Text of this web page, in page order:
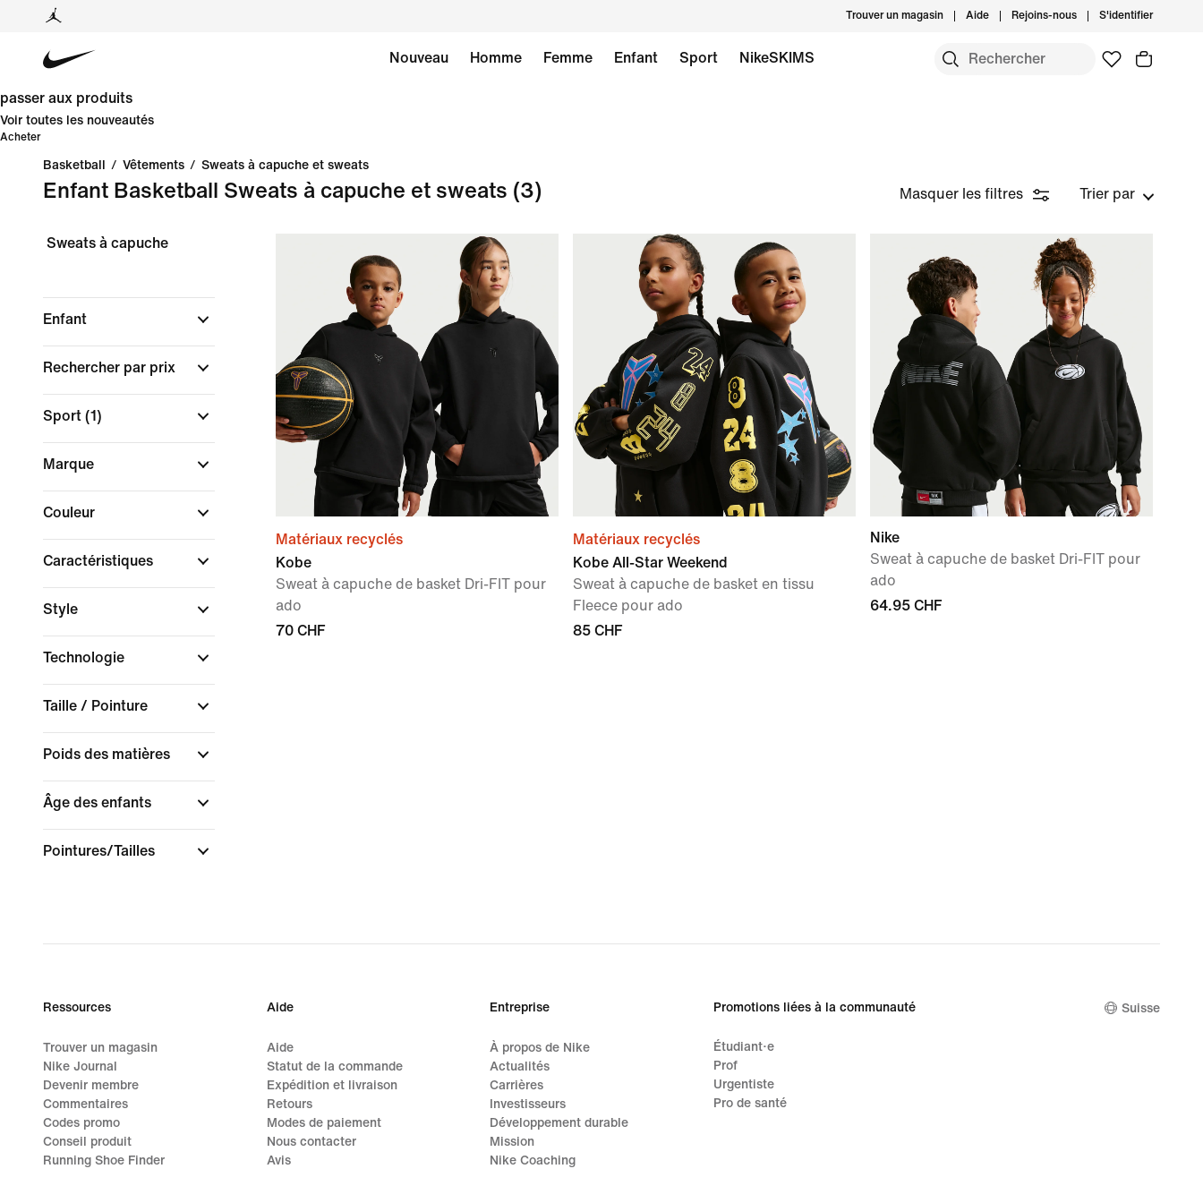
Trouver un magasin Aide Rejoins-nous S'identifier
Nouveau Homme Femme Enfant Sport NikeSKIMS
passer aux produits
Voir toutes les nouveautés
Acheter
Basketball / Vêtements / Sweats à capuche et sweats
Enfant Basketball Sweats à capuche et sweats (3) Masquer les filtres Trier par
Sweats à capuche
Enfant
Rechercher par prix
Sport (1)
Marque
Couleur
Caractéristiques
Style
Technologie
Taille / Pointure
Poids des matières
Âge des enfants
Pointures/Tailles
Matériaux recyclés
Kobe
Sweat à capuche de basket Dri-FIT pour
ado
70 CHF
Matériaux recyclés
Kobe All-Star Weekend
Sweat à capuche de basket en tissu
Fleece pour ado
85 CHF
Nike
Sweat à capuche de basket Dri-FIT pour
ado
64.95 CHF
Ressources
Trouver un magasin
Nike Journal
Devenir membre
Commentaires
Codes promo
Conseil produit
Running Shoe Finder
Aide
Aide
Statut de la commande
Expédition et livraison
Retours
Modes de paiement
Nous contacter
Avis
Entreprise
À propos de Nike
Actualités
Carrières
Investisseurs
Développement durable
Mission
Nike Coaching
Promotions liées à la communauté
Étudiant·e
Prof
Urgentiste
Pro de santé
Suisse